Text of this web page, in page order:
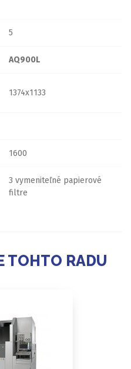
5
AQ900L
1374x1133
1600
3 vymeniteľné papierové
filtre
TOHTO RADU